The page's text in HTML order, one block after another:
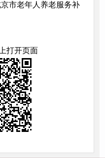
市老年人养老服务补
打开页面